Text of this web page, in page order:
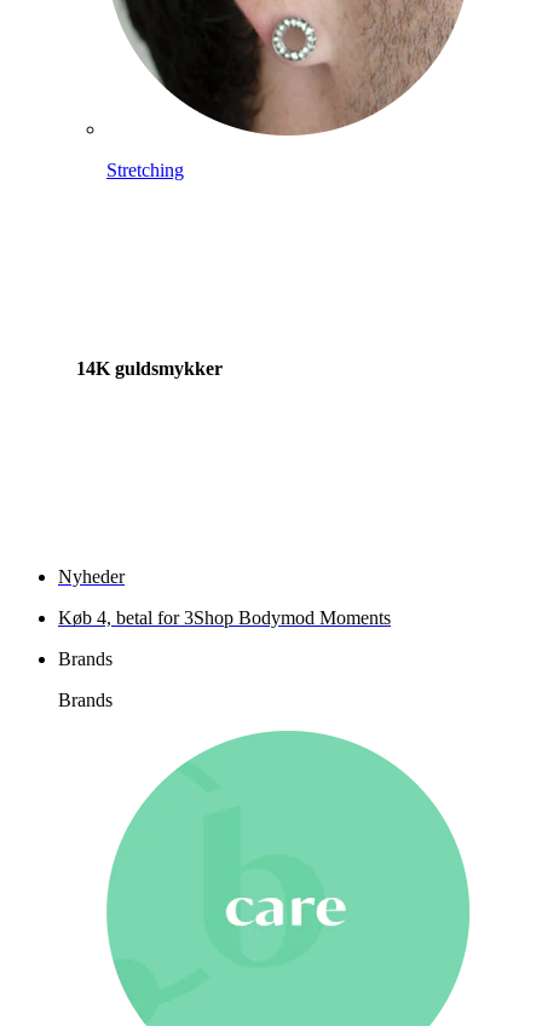
Stretching
14K guldsmykker
Nyheder
Køb 4, betal for 3Shop Bodymod Moments
Brands
Brands